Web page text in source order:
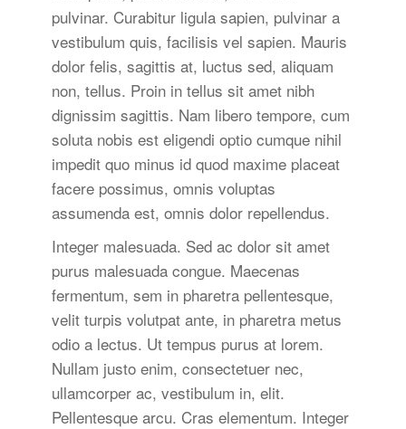
pulvinar. Curabitur ligula sapien, pulvinar a
vestibulum quis, facilisis vel sapien. Mauris
dolor felis, sagittis at, luctus sed, aliquam
non, tellus. Proin in tellus sit amet nibh
dignissim sagittis. Nam libero tempore, cum
soluta nobis est eligendi optio cumque nihil
impedit quo minus id quod maxime placeat
facere possimus, omnis voluptas
assumenda est, omnis dolor repellendus.
Integer malesuada. Sed ac dolor sit amet
purus malesuada congue. Maecenas
fermentum, sem in pharetra pellentesque,
velit turpis volutpat ante, in pharetra metus
odio a lectus. Ut tempus purus at lorem.
Nullam justo enim, consectetuer nec,
ullamcorper ac, vestibulum in, elit.
Pellentesque arcu. Cras elementum. Integer